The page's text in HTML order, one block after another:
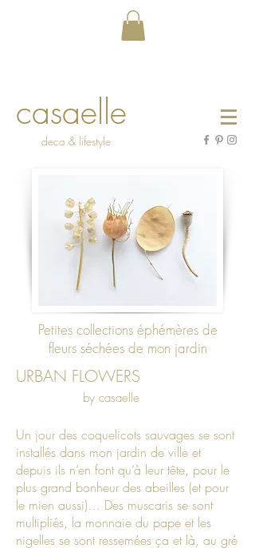
casaelle
deco & lifestyle
Petites collections éphémères de
fleurs séchées de mon jardin
URBAN FLOWERS
by casaelle
Un jour des coquelicots sauvages se sont
installés dans mon jardin de ville et
depuis ils n’en font qu’à leur tête, pour le
plus grand bonheur des abeilles (et pour
le mien aussi)… Des muscaris se sont
multipliés, la monnaie du pape et les
nigelles se sont ressemées ça et là, au gré